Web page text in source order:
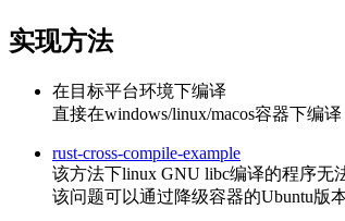
实现方法
在目标平台环境下编译
直接在windows/linux/macos容器下编
rust-cross-compile-example
该方法下linux GNU libc编译的程序无
该问题可以通过降级容器的Ubuntu版